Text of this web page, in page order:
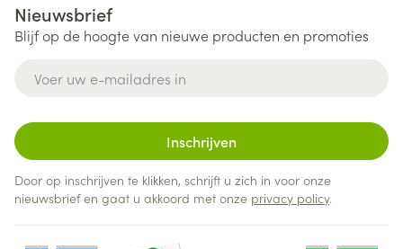
Nieuwsbrief
Blijf op de hoogte van nieuwe producten en promoties
Inschrijven
Door op inschrijven te klikken, schrijft u zich in voor onze
nieuwsbrief en gaat u akkoord met onze privacy policy.